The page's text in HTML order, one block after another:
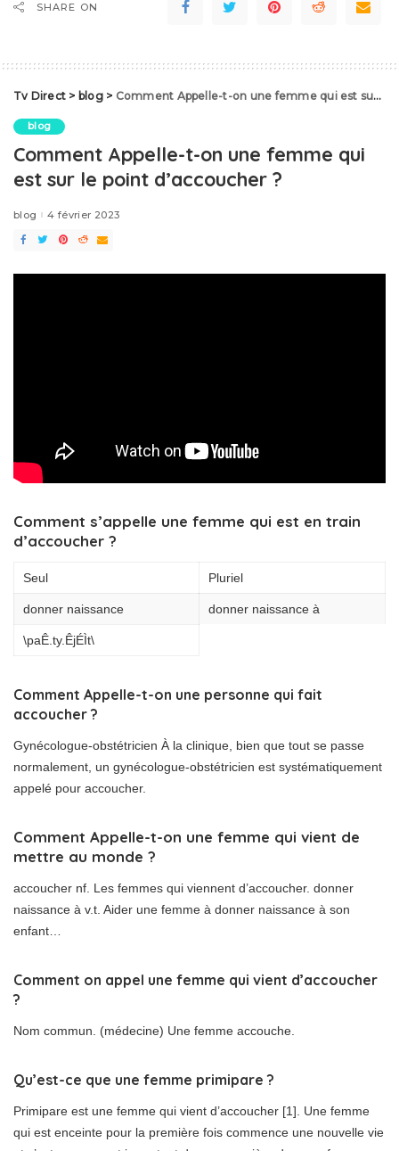
SHARE ON
Tv Direct > blog> Comment Appelle-t-on une femme qui est sur le point d’accoucher ?
blog
Comment Appelle-t-on une femme qui
est sur le point d’accoucher ?
blog 4 février 2023
Comment s’appelle une femme qui est en train
d’accoucher ?
Seul Pluriel
donner naissance donner naissance à
\paÊ.ty.ÊjÉÌt\
Comment Appelle-t-on une personne qui fait
accoucher ?
Gynécologue-obstétricien À la clinique, bien que tout se passe
normalement, un gynécologue-obstétricien est systématiquement
appelé pour accoucher.
Comment Appelle-t-on une femme qui vient de
mettre au monde ?
accoucher nf. Les femmes qui viennent d’accoucher. donner
naissance à v.t. Aider une femme à donner naissance à son
enfant…
Comment on appel une femme qui vient d’accoucher
?
Nom commun. (médecine) Une femme accouche.
Qu’est-ce que une femme primipare ?
Primipare est une femme qui vient d’accoucher [1]. Une femme
qui est enceinte pour la première fois commence une nouvelle vie